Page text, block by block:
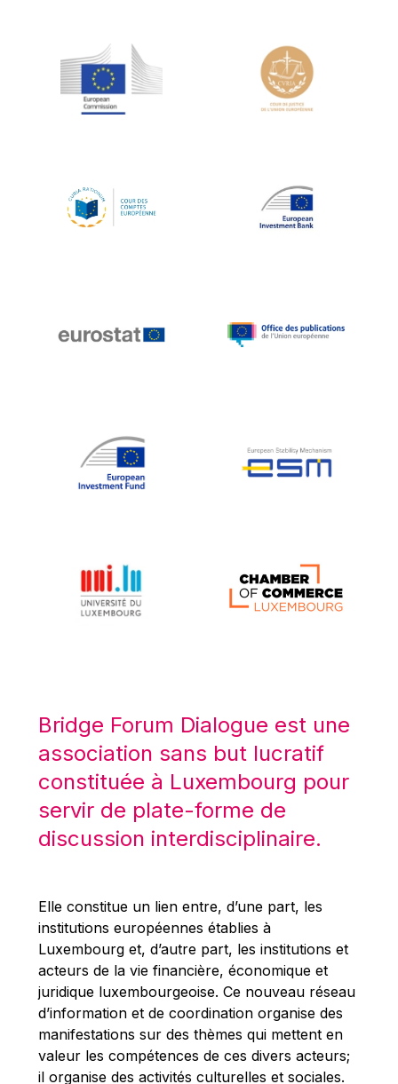
Jens Kreisel
Jeroen Dijsselbloem
Juan Manuel Fabra Vallés
Klaus Regling
Lars Heikensten
Laura Kovesi
Luc Frieden
Manolis Mavrommatis
Marc Lemaître
Maroš ŠEFČOVIČ
Martin Bailey
Martine Reicherts
Michael Berry
Michael Palmer
Mireille Delmas-Marty
Nobuo Tanaka
Otmar Issing
Paolo Mengozzi
Paschal Donohoe
Pat Cox
Bridge Forum Dialogue est une
association sans but lucratif
constituée à Luxembourg pour
servir de plate-forme de
discussion interdisciplinaire.
Elle constitue un lien entre, d’une part, les
institutions européennes établies à
Luxembourg et, d’autre part, les institutions et
acteurs de la vie financière, économique et
juridique luxembourgeoise. Ce nouveau réseau
d’information et de coordination organise des
manifestations sur des thèmes qui mettent en
valeur les compétences de ces divers acteurs;
il organise des activités culturelles et sociales.